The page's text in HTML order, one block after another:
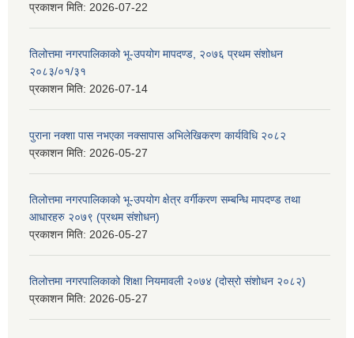
प्रकाशन मिति: 2026-07-22
तिलोत्तमा नगरपालिकाको भू-उपयोग मापदण्ड, २०७६ प्रथम संशोधन
२०८३/०१/३१
प्रकाशन मिति: 2026-07-14
पुराना नक्शा पास नभएका नक्सापास अभिलेखिकरण कार्यविधि २०८२
प्रकाशन मिति: 2026-05-27
तिलोत्तमा नगरपालिकाको भू-उपयोग क्षेत्र वर्गीकरण सम्बन्धि मापदण्ड तथा
आधारहरु २०७९ (प्रथम संशोधन)
प्रकाशन मिति: 2026-05-27
तिलोत्तमा नगरपालिकाको शिक्षा नियमावली २०७४ (दोस्रो संशोधन २०८२)
प्रकाशन मिति: 2026-05-27